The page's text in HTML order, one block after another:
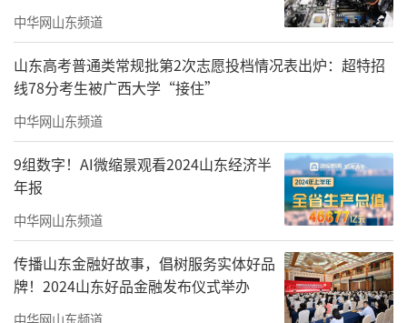
摄像、摄影/李建龙徐智勇
转载请后台获取授权
艺术家简介
中华网山东频道
山东高考普通类常规批第2次志愿投档情况表出炉：超特招
线78分考生被广西大学“接住”
中华网山东频道
9组数字！AI微缩景观看2024山东经济半
年报
中华网山东频道
传播山东金融好故事，倡树服务实体好品
牌！2024山东好品金融发布仪式举办
中华网山东频道